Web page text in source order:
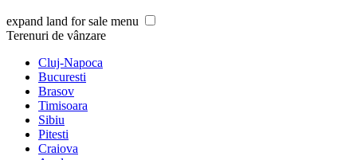
expand land for sale menu
Terenuri de vânzare
Cluj-Napoca
Bucuresti
Brasov
Timisoara
Sibiu
Pitesti
Craiova